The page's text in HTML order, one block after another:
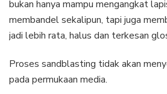
bukan hanya mampu mengangkat
membandel sekalipun, tapi juga
jadi lebih rata, halus dan terkesan
Proses sandblasting tidak akan
pada permukaan media.